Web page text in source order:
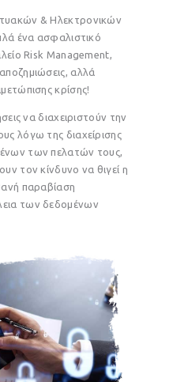
& Ηλεκτρονικών
ένα ασφαλιστικό
Risk Management,
αλλά
κρίσης!
να διαχειριστούν την
λόγω της διαχείρισης
των πελατών τους,
τον κίνδυνο να θιγεί η
παραβίαση
των δεδομένων